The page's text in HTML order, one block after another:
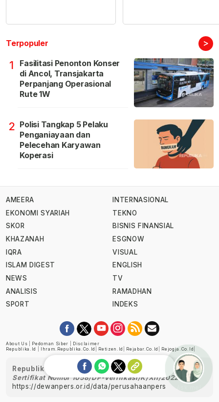
Terpopuler >
1
Fasilitasi Penonton Konser
di Ancol, Transjakarta
Perpanjang Operasional
Rute 1W
2 Polisi Tangkap 5 Pelaku
Penganiayaan dan
Pelecehan Karyawan
Koperasi
AMEERA
EKONOMI SYARIAH
SKOR
KHAZANAH
IQRA
ISLAM DIGEST
NEWS
ANALISIS
SPORT
INTERNASIONAL
TEKNO
BISNIS FINANSIAL
ESGNOW
VISUAL
ENGLISH
TV
RAMADHAN
INDEKS
About Us Pedoman Siber
Disclaimer
Republika.id
Ihram.republika.co.id Retizen.id Rejabar.co.id Rejogja.co.id
Republika telah diverifikasi oleh Dewan Pers
Sertifikat Nomor 1058/DP-Verifikasi/K/XII/2022
https://dewanpers.or.id/data/perusahaanpers
Ask me!